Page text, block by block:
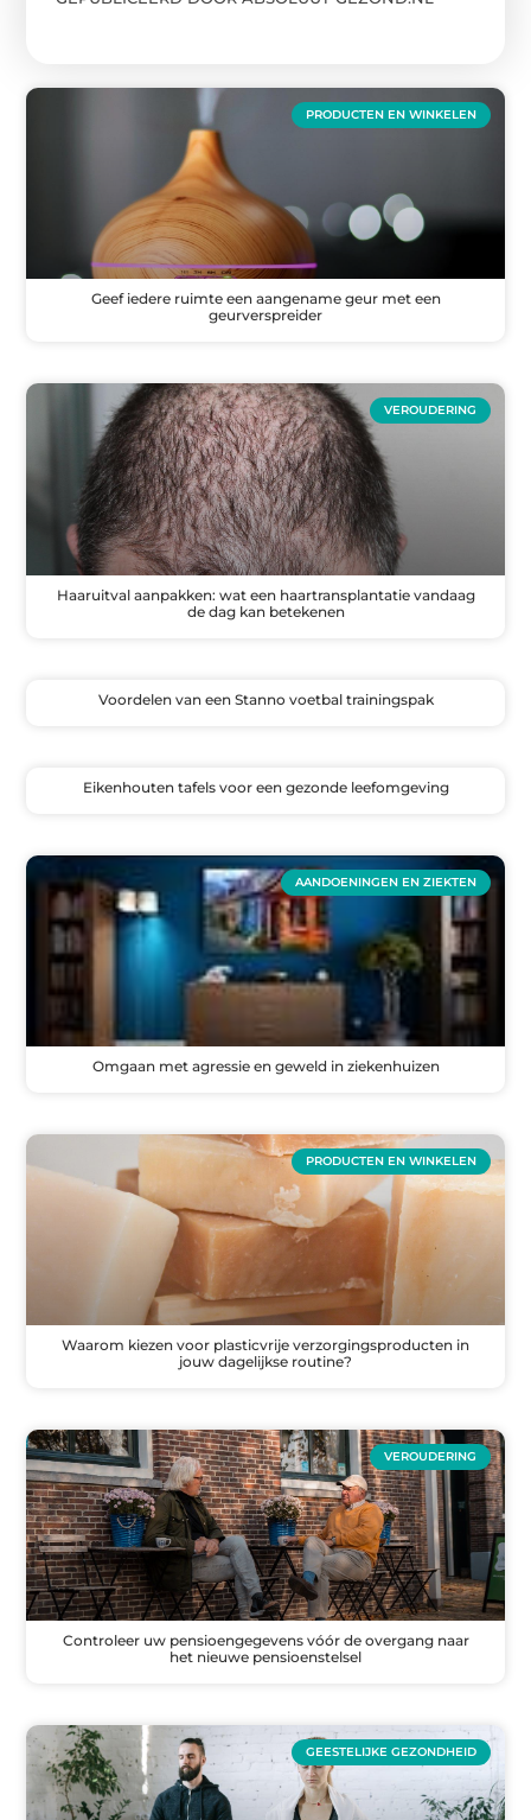
PRODUCTEN EN WINKELEN
Geef iedere ruimte een aangename geur met een
geurverspreider
VEROUDERING
Haaruitval aanpakken: wat een haartransplantatie vandaag
de dag kan betekenen
Voordelen van een Stanno voetbal trainingspak
Eikenhouten tafels voor een gezonde leefomgeving
AANDOENINGEN EN ZIEKTEN
Omgaan met agressie en geweld in ziekenhuizen
PRODUCTEN EN WINKELEN
Waarom kiezen voor plasticvrije verzorgingsproducten in
jouw dagelijkse routine?
VEROUDERING
Controleer uw pensioengegevens vóór de overgang naar
het nieuwe pensioenstelsel
GEESTELIJKE GEZONDHEID